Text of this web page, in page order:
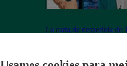
La carta de despedida de